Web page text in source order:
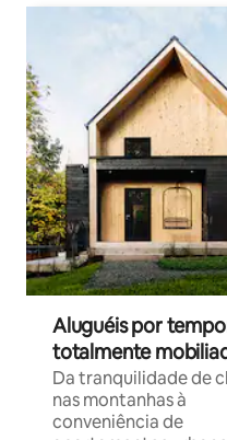
Aluguéis por
totalmente
Da tranquilidade de
nas montanhas à
conveniência de